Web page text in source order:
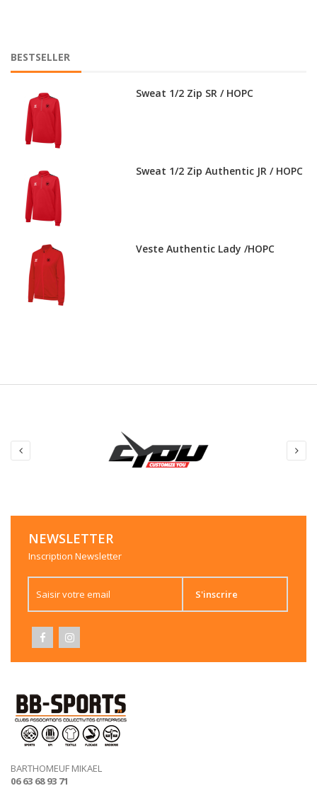
BESTSELLER
Sweat 1/2 Zip SR / HOPC
Sweat 1/2 Zip Authentic JR / HOPC
Veste Authentic Lady /HOPC
NEWSLETTER
Inscription Newsletter
S'inscrire
BARTHOMEUF MIKAEL
06 63 68 93 71